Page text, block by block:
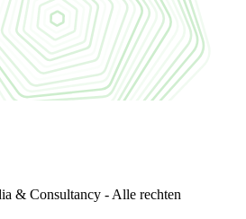
& Consultancy - Alle rechten